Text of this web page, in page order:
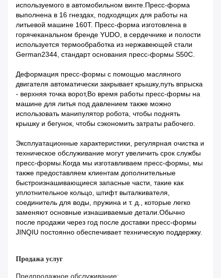
используемого в автомобильном винте.Пресс-форма
выполнена в 16 гнездах, подходящих для работы на
литьевой машине 160T. Пресс-форма изготовлена ​​​​в
горячеканальном бренде YUDO, в сердечнике и полости
используется термообработка из нержавеющей стали
German2344, стандарт основания пресс-формы S50C.
Деформация пресс-формы с помощью масляного
двигателя автоматически закрывает крышку,путь впрыска
- верхняя точка ворот,Во время работы пресс-формы на
машине для литья под давлением также можно
использовать манипулятор робота, чтобы поднять
крышку и бегунок, чтобы сэкономить затраты рабочего.
Эксплуатационные характеристики, регулярная очистка и
техническое обслуживание могут увеличить срок службы
пресс-формы.Когда мы изготавливаем пресс-формы, мы
также предоставляем клиентам дополнительные
быстроизнашивающиеся запасные части, такие как
уплотнительное кольцо, штифт выталкивателя,
соединитель для воды, пружина и т. д., которые легко
заменяют основные изнашиваемые детали.Обычно
после продажи через год после доставки пресс-формы
JINQIU постоянно обеспечивает техническую поддержку.
Продажа услуг
Предпродажное обслуживание: